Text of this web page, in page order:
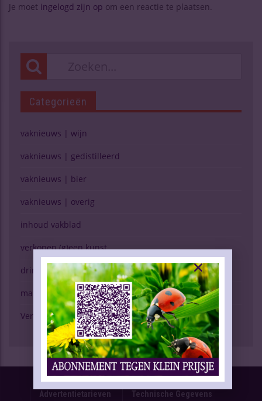
Je moet ingelogd zijn op om een reactie te plaatsen.
Categorieën
vaknieuws | wijn
vaknieuws | gedistilleerd
vaknieuws | bier
vaknieuws | overig
inhoud vakblad
verkopen (g)een kunst
drinken & gezondheid
marktspiegel
Verschijning Drinks Slijtersvakblad
Proefnummer
Oplage & Verspreiding
Advertentietarieven
Technische Gegevens